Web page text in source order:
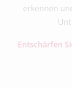
erkennen
Entschärfen